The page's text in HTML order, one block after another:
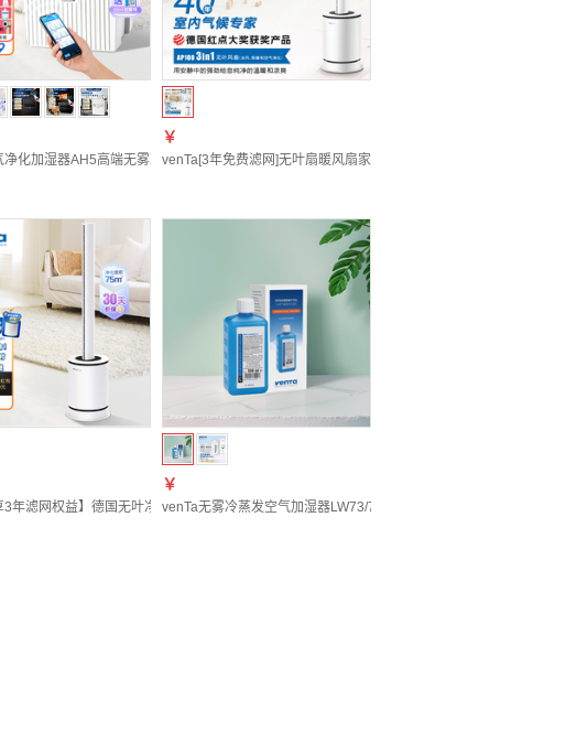
洗母婴适用 卫生剂500mL
用母婴静音落地智能恒湿空调房文塔德国原装进口送礼LW15 【35㎡液晶触控】LW15白
净化加湿器AH5高端无雾冷蒸发大容量智能家用落地母婴客厅卧室德国原装进口文塔温坦送礼
￥
venTa[3年免费滤网]无叶扇暖风扇家用超静音立式空气循环扇净化
尘柳絮鼻炎家用文塔 AP730
发高端母婴空调房落地智能德国原装进口文塔温坦送礼 【45㎡+液晶触控】LW25白色 300mL/
3年滤网权益】德国无叶净化扇冷暖风扇取暖器空气净化器静音家用落地电暖器立式文塔德国 3
￥
venTa无雾冷蒸发空气加湿器LW73/74通用抑菌盘除菌去除水垢提高